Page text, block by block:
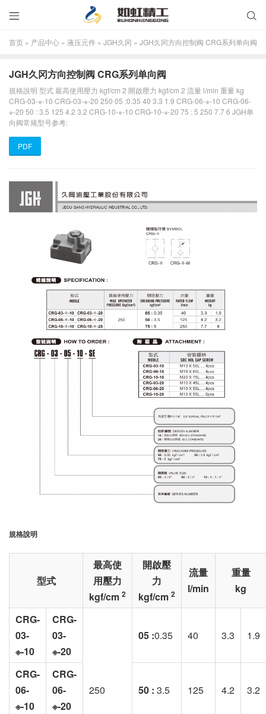


首页 » 产品中心 » 液压元件 » JGH久冈 » JGH久冈方向控制阀 CRG系列单向阀
JGH久冈方向控制阀 CRG系列单向阀
規格說明 型式 最高使用壓力 kgf/cm 2 開啟壓力 kgf/cm 2 流量 l/min 重量 kg
CRG-03-※-10 CRG-03-※-20 250 05 :0.35 40 3.3 1.9 CRG-06-※-10 CRG-06-
※-20 50 : 3.5 125 4.2 3.2 CRG-10-※-10 CRG-10-※-20 75 : 5 250 7.7 6 JGH单
向阀常规型号参考:
PDF
規格說明
型式
最高使
用壓力
kgf/cm 2
開啟壓
力
kgf/cm 2
流量
l/min
重量
kg
CRG-
03-
※-10
CRG-
03-
※-20
250
05 :0.35 40 3.3 1.9
CRG-
06-
※-10
CRG-
06-
※-20
50 : 3.5 125 4.2 3.2